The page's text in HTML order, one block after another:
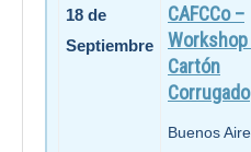
18 de
Septiembre
CAFCCo –
Cartón
Corrugado
Buenos